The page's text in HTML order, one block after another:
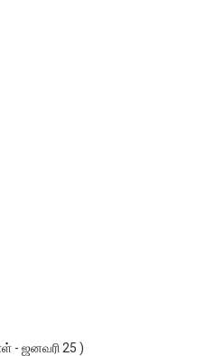
17
( டிச 18 )
- ஜனவரி 25 )